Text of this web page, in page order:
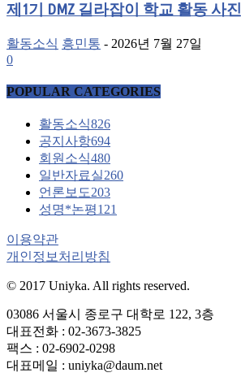
제1기 DMZ 길라잡이 학교 활동 사진
활동소식 흥민통 - 2026년 7월 27일
0
POPULAR CATEGORIES
활동소식826
공지사항694
회원소식480
일반자료실260
언론보도203
성명*논평121
이용약관
개인정보처리방침
© 2017 Uniyka. All rights reserved.
03086 서울시 종로구 대학로 122, 3층
대표전화 : 02-3673-3825
팩스 : 02-6902-0298
대표메일 : uniyka@daum.net